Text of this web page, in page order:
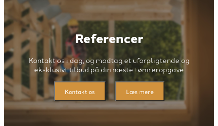
Referencer
Kontakt os i dag, og modtag et uforpligtende og
eksklusivt tilbud på din næste tømreropgave
Kontakt os Læs mere